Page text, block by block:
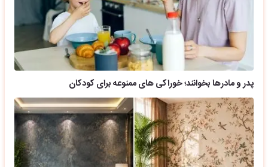
پدر و مادرها بخوانند؛ خوراکی های ممنوعه برای کودکان